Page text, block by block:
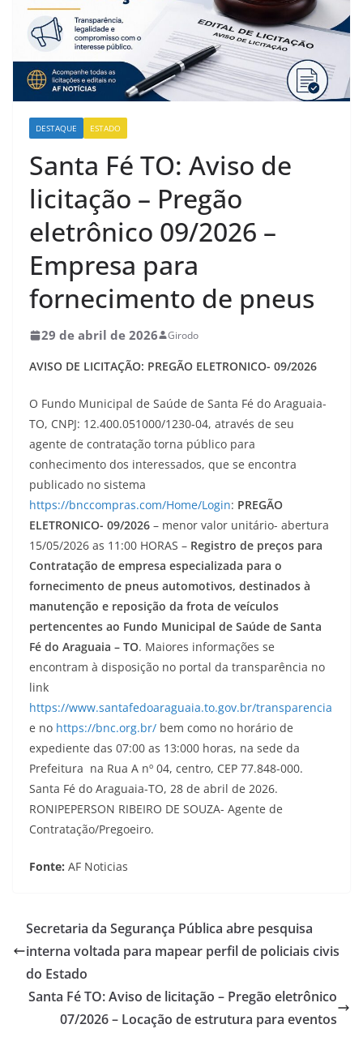
DESTAQUE ESTADO
Santa Fé TO: Aviso de
licitação – Pregão
eletrônico 09/2026 –
Empresa para
fornecimento de pneus
29 de abril de 2026 Girodo
AVISO DE LICITAÇÃO: PREGÃO ELETRONICO- 09/2026
O Fundo Municipal de Saúde de Santa Fé do Araguaia-
TO, CNPJ: 12.400.051000/1230-04, através de seu
agente de contratação torna público para
conhecimento dos interessados, que se encontra
publicado no sistema
https://bnccompras.com/Home/Login: PREGÃO
ELETRONICO- 09/2026 – menor valor unitário- abertura
15/05/2026 as 11:00 HORAS – Registro de preços para
Contratação de empresa especializada para o
fornecimento de pneus automotivos, destinados à
manutenção e reposição da frota de veículos
pertencentes ao Fundo Municipal de Saúde de Santa
Fé do Araguaia – TO. Maiores informações se
encontram à disposição no portal da transparência no
link
https://www.santafedoaraguaia.to.gov.br/transparencia
e no https://bnc.org.br/ bem como no horário de
expediente das 07:00 as 13:000 horas, na sede da
Prefeitura na Rua A nº 04, centro, CEP 77.848-000.
Santa Fé do Araguaia-TO, 28 de abril de 2026.
RONIPEPERSON RIBEIRO DE SOUZA- Agente de
Contratação/Pregoeiro.
Fonte: AF Noticias
Secretaria da Segurança Pública abre pesquisa
interna voltada para mapear perfil de policiais civis
do Estado
Santa Fé TO: Aviso de licitação – Pregão eletrônico
07/2026 – Locação de estrutura para eventos